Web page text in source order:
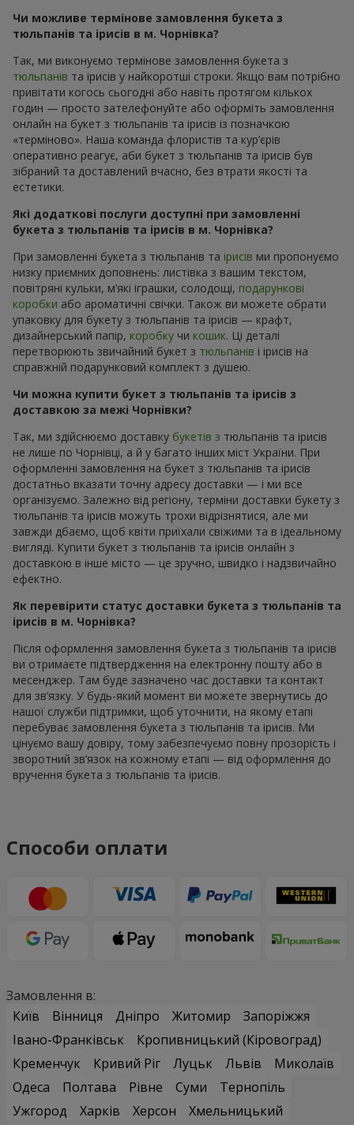
Чи можливе термінове замовлення букета з
тюльпанів та ірисів в м. Чорнівка?
Так, ми виконуємо термінове замовлення букета з
тюльпанів та ірисів у найкоротші строки. Якщо вам потрібно
привітати когось сьогодні або навіть протягом кількох
годин — просто зателефонуйте або оформіть замовлення
онлайн на букет з тюльпанів та ірисів із позначкою
«терміново». Наша команда флористів та кур’єрів
оперативно реагує, аби букет з тюльпанів та ірисів був
зібраний та доставлений вчасно, без втрати якості та
естетики.
Які додаткові послуги доступні при замовленні
букета з тюльпанів та ірисів в м. Чорнівка?
При замовленні букета з тюльпанів та ірисів ми пропонуємо
низку приємних доповнень: листівка з вашим текстом,
повітряні кульки, м’які іграшки, солодощі, подарункові
коробки або ароматичні свічки. Також ви можете обрати
упаковку для букету з тюльпанів та ірисів — крафт,
дизайнерський папір, коробку чи кошик. Ці деталі
перетворюють звичайний букет з тюльпанів і ірисів на
справжній подарунковий комплект з душею.
Чи можна купити букет з тюльпанів та ірисів з
доставкою за межі Чорнівки?
Так, ми здійснюємо доставку букетів з тюльпанів та ірисів
не лише по Чорнівці, а й у багато інших міст України. При
оформленні замовлення на букет з тюльпанів та ірисів
достатньо вказати точну адресу доставки — і ми все
організуємо. Залежно від регіону, терміни доставки букету з
тюльпанів та ірисів можуть трохи відрізнятися, але ми
завжди дбаємо, щоб квіти приїхали свіжими та в ідеальному
вигляді. Купити букет з тюльпанів та ірисів онлайн з
доставкою в інше місто — це зручно, швидко і надзвичайно
ефектно.
Як перевірити статус доставки букета з тюльпанів та
ірисів в м. Чорнівка?
Після оформлення замовлення букета з тюльпанів та ірисів
ви отримаєте підтвердження на електронну пошту або в
месенджер. Там буде зазначено час доставки та контакт
для зв’язку. У будь-який момент ви можете звернутись до
нашої служби підтримки, щоб уточнити, на якому етапі
перебуває замовлення букета з тюльпанів та ірисів. Ми
цінуємо вашу довіру, тому забезпечуємо повну прозорість і
зворотний зв’язок на кожному етапі — від оформлення до
вручення букета з тюльпанів та ірисів.
Способи оплати
Замовлення в:
Київ
Вінниця Дніпро Житомир
Запоріжжя
Івано-Франківськ
Кропивницький (Кіровоград)
Кременчук
Кривий Ріг Луцьк Львів
Миколаїв
Одеса
Полтава Рівне Суми
Тернопіль
Ужгород
Харків Херсон
Хмельницький